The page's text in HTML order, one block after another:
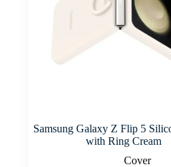
Samsung Galaxy Z Flip 5
with Ring Cream
Cover